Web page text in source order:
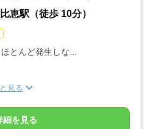
恵駅（徒歩 10分）
とんど発生しな...
見る
細を見る